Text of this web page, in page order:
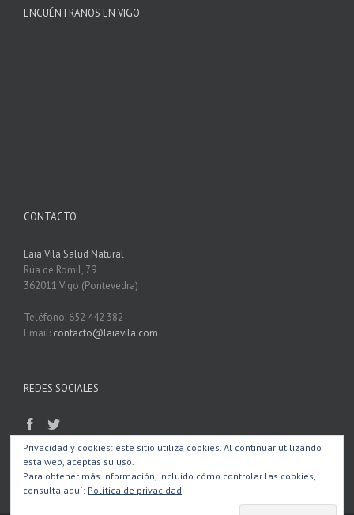
ENCUÉNTRANOS EN VIGO
CONTACTO
Laia Vila Salud Natural
Rúa de Romil, 79
362011 Vigo (Pontevedra)
Teléfono: 652 442 382
Email: contacto@laiavila.com
REDES SOCIALES
Privacidad y cookies: este sitio utiliza cookies. Al continuar utilizando
esta web, aceptas su uso.
Para obtener más información, incluido cómo controlar las cookies,
consulta aquí: Política de privacidad